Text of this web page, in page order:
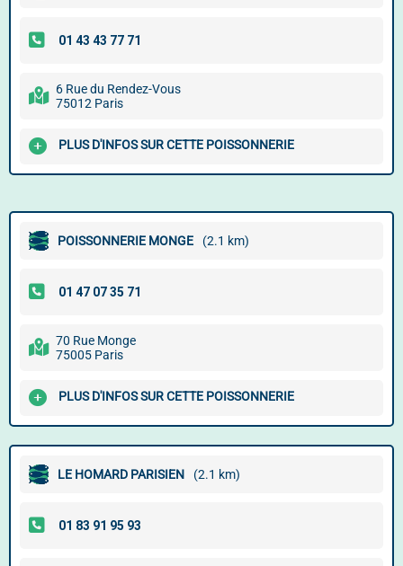
6 Rue du Rendez-Vous
75012 Paris
PLUS D'INFOS SUR CETTE POISSONNERIE
POISSONNERIE MONGE (2.1 km)
70 Rue Monge
75005 Paris
PLUS D'INFOS SUR CETTE POISSONNERIE
LE HOMARD PARISIEN (2.1 km)